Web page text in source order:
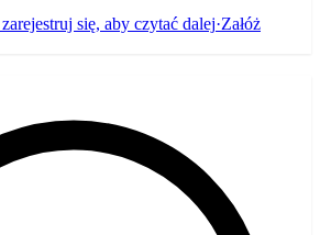
się, aby czytać dalej·Załóż